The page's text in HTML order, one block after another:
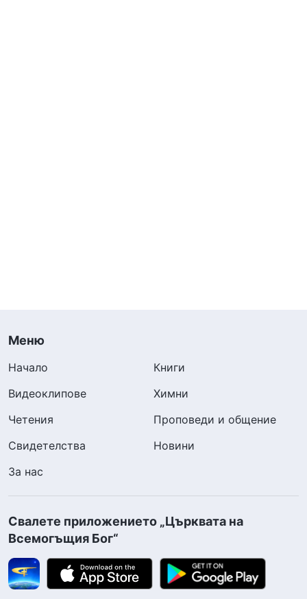
Меню
Начало
Книги
Видеоклипове
Химни
Четения
Проповеди и общение
Свидетелства
Новини
За нас
Свалете приложението „Църквата на
Всемогъщия Бог“